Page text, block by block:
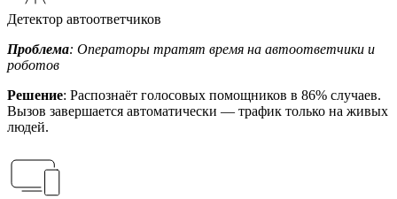
Детектор автоответчиков
Проблема: Операторы тратят время на автоответчики и
роботов
Решение: Распознаёт голосовых помощников в 86% случаев.
Вызов завершается автоматически — трафик только на живых
людей.